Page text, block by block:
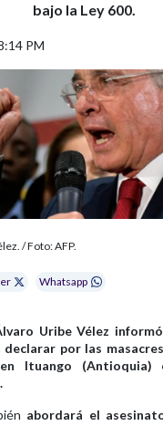
bajo la Ley 600.
PM
/ Foto: AFP.
Whatsapp
Uribe Vélez
por las
Ituango (Antioquia)
abordará el